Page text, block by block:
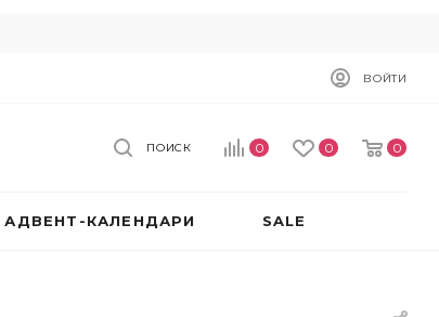
ВОЙТИ
0 0 0
ПОИСК
АДВЕНТ-КАЛЕНДАРИ SALE